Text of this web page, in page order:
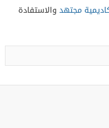
مجتهدوالاستفادة